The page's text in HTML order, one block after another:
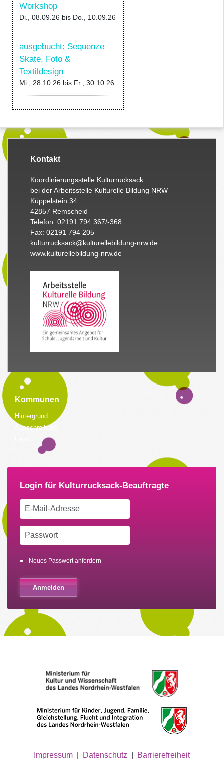
Workshop
Di., 08.09.26 bis Do., 10.09.26
ausgebucht: Sequenze
Skate, Foto &
Textildesign
Mi., 28.10.26 bis Fr., 30.10.26
Kontakt
Koordinierungsstelle Kulturrucksack
bei der Arbeitsstelle Kulturelle Bildung NRW
Küppelstein 34
42857 Remscheid
Telefon: 02191 794 367/-368
Fax: 02191 794 205
kulturrucksack@kulturellebildung-nrw.de
www.kulturellebildung-nrw.de
Kommunen
Hintergrund
Ausschreibung
Neues Passwort anfordern
Impressum Datenschutz Barrierefreiheit